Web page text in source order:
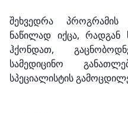
შეხვედრა
ნაწილად იქცა, რადგან
ჰქონდათ,
სამედიცინო
სპეციალისტის